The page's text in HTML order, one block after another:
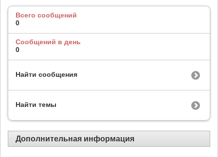
Всего сообщений
0
Сообщений в день
0
Найти сообщения
Найти темы
Дополнительная информация